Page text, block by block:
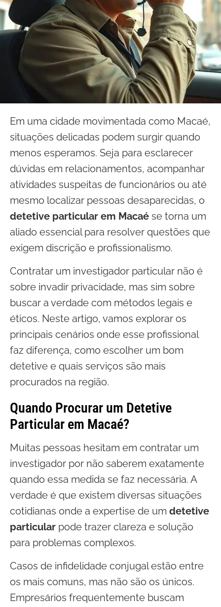
Em uma cidade movimentada como Macaé,
situações delicadas podem surgir quando
menos esperamos. Seja para esclarecer
dúvidas em relacionamentos, acompanhar
atividades suspeitas de funcionários ou até
mesmo localizar pessoas desaparecidas, o
detetive particular em Macaé se torna um
aliado essencial para resolver questões que
exigem discrição e profissionalismo.
Contratar um investigador particular não é
sobre invadir privacidade, mas sim sobre
buscar a verdade com métodos legais e
éticos. Neste artigo, vamos explorar os
principais cenários onde esse profissional
faz diferença, como escolher um bom
detetive e quais serviços são mais
procurados na região.
Quando Procurar um Detetive
Particular em Macaé?
Muitas pessoas hesitam em contratar um
investigador por não saberem exatamente
quando essa medida se faz necessária. A
verdade é que existem diversas situações
cotidianas onde a expertise de um detetive
particular pode trazer clareza e solução
para problemas complexos.
Casos de infidelidade conjugal estão entre
os mais comuns, mas não são os únicos.
Empresários frequentemente buscam